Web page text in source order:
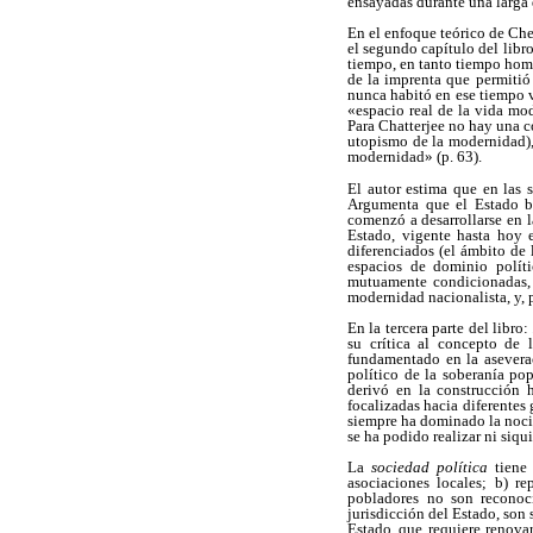
En el enfoque teórico de
el segundo capítulo del
tiempo, en tanto tiempo
de la imprenta que
nunca habitó en ese
«espacio real de la vida
Para Chatterjee no hay una
utopismo de la
modernidad» (p. 63).
El autor estima que en las
Argumenta que el Estado
comenzó a desarrollarse en
Estado, vigente hasta hoy
diferenciados (el ámbito
espacios de dominio
mutuamente
modernidad nacionalista, y,
En la tercera parte del libro:
su crítica al concepto de
fundamentado en la
político de la soberanía
derivó en la construcción
focalizadas hacia diferentes
siempre ha dominado la
se ha podido realizar ni
Lasociedad políticatiene
asociaciones locales; b)
pobladores no son
jurisdicción del Estado, son
Estado que requiere